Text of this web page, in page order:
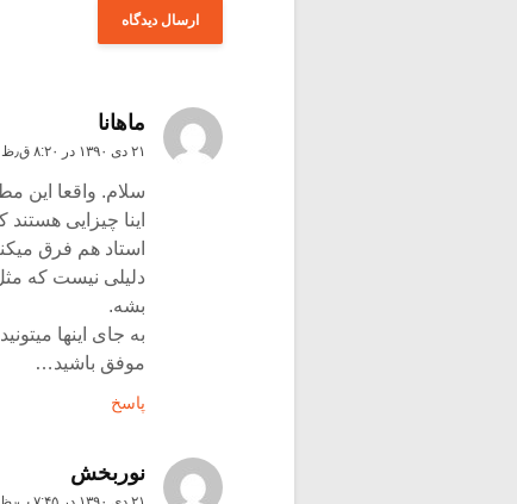
ماهانا
۲۱ دی ۱۳۹۰ در ۸:۲۰ ق٫ظ
سلام. واقعا این
اینا چیزایی
استاد هم فرق
دلیلی نیست که
بشه.
به جای اینها
موفق باشید…
پاسخ
نوربخش